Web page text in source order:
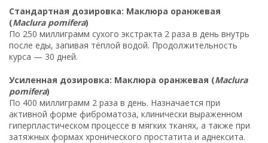
Стандартная дозировка: Маклюра оранжевая
(Maclura pomifera)
По 250 миллиграмм сухого экстракта 2 раза в день внутрь
после еды, запивая тёплой водой. Продолжительность
курса — 30 дней.
Усиленная дозировка: Маклюра оранжевая (Maclura
pomifera)
По 400 миллиграмм 2 раза в день. Назначается при
активной форме фиброматоза, клинически выраженном
гиперпластическом процессе в мягких тканях, а также при
затяжных формах хронического простатита и аднексита.